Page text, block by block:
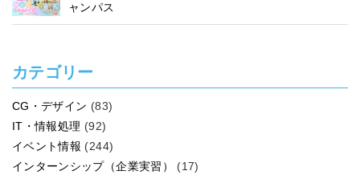
ャンパス
カテゴリー
CG・デザイン (83)
IT・情報処理 (92)
イベント情報 (244)
インターンシップ（企業実習）
(17)